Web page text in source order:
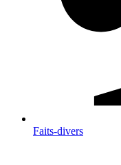
Faits-divers